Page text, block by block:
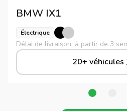
BMW IX1
Électrique
Délai de livraison: à partir de 3
20+ véhicules